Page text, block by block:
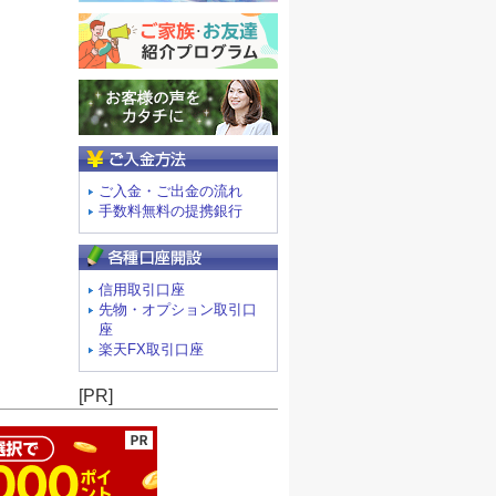
ご入金・ご出金の流れ
手数料無料の提携銀行
信用取引口座
先物・オプション取引口
座
楽天FX取引口座
[PR]